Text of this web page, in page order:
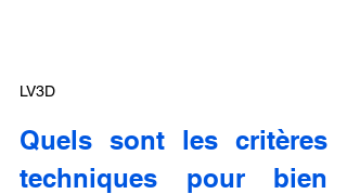
LV3D
Quels sont les critères
techniques pour bien